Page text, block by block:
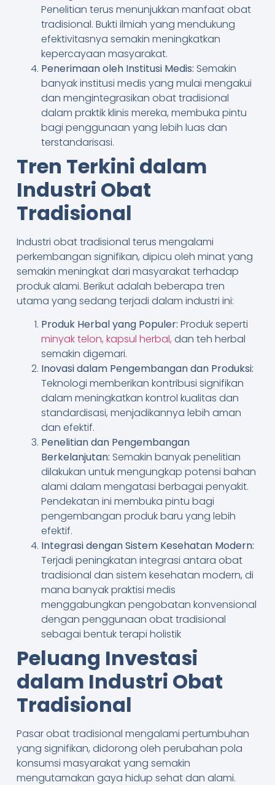
Penelitian terus menunjukkan manfaat obat
tradisional. Bukti ilmiah yang mendukung
efektivitasnya semakin meningkatkan
kepercayaan masyarakat.
Penerimaan oleh Institusi Medis: Semakin
banyak institusi medis yang mulai mengakui
dan mengintegrasikan obat tradisional
dalam praktik klinis mereka, membuka pintu
bagi penggunaan yang lebih luas dan
terstandarisasi.
Tren Terkini dalam
Industri Obat
Tradisional
Industri obat tradisional terus mengalami
perkembangan signifikan, dipicu oleh minat yang
semakin meningkat dari masyarakat terhadap
produk alami. Berikut adalah beberapa tren
utama yang sedang terjadi dalam industri ini:
Produk Herbal yang Populer: Produk seperti
minyak telon, kapsul herbal, dan teh herbal
semakin digemari.
Inovasi dalam Pengembangan dan Produksi:
Teknologi memberikan kontribusi signifikan
dalam meningkatkan kontrol kualitas dan
standardisasi, menjadikannya lebih aman
dan efektif.
Penelitian dan Pengembangan
Berkelanjutan: Semakin banyak penelitian
dilakukan untuk mengungkap potensi bahan
alami dalam mengatasi berbagai penyakit.
Pendekatan ini membuka pintu bagi
pengembangan produk baru yang lebih
efektif.
Integrasi dengan Sistem Kesehatan Modern:
Terjadi peningkatan integrasi antara obat
tradisional dan sistem kesehatan modern, di
mana banyak praktisi medis
menggabungkan pengobatan konvensional
dengan penggunaan obat tradisional
sebagai bentuk terapi holistik
Peluang Investasi
dalam Industri Obat
Tradisional
Pasar obat tradisional mengalami pertumbuhan
yang signifikan, didorong oleh perubahan pola
konsumsi masyarakat yang semakin
mengutamakan gaya hidup sehat dan alami.